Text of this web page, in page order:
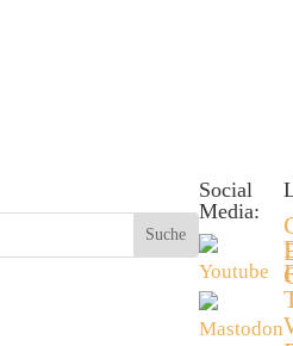
Social
Media: